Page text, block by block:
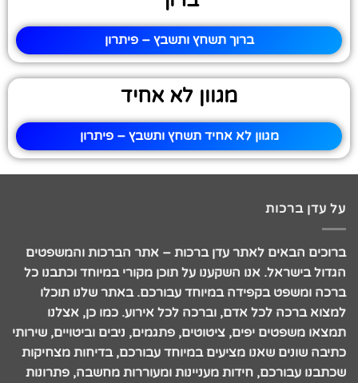
ברוך תשחץ ותשבץ – פיתרון
מגוון לא אחיד
מגוון לא אחיד תשחץ ותשבץ – פיתרון
על עדן ברכות
ברוכים הבאים לאתר עדן ברכות – אתר הברכות והמשפטים
הגדול בישראל. אנו השקענו על תוכן מקורי במיוחד וכתבנו כל
ברכה ומשפט בקפידה במיוחד עבורכם. באתר שלנו תוכלו
למצוא ברכה לכל אדם, וברכה לכל אירוע. כמו כן, אצלנו
תמצאו משפטים יפים, ציטוטים, פתגמים, ניבים וביטויים, שירותי
כתיבה שונים שאנו מציעים במיוחד עבורכם, בדיחות מצחיקות
שכתבנו עבורכם, חידות מעניינות ומעוררות מחשבה, פתרונות